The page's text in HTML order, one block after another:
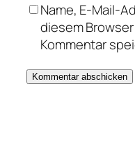
Name, E-Mail-
diesem
Kommentar